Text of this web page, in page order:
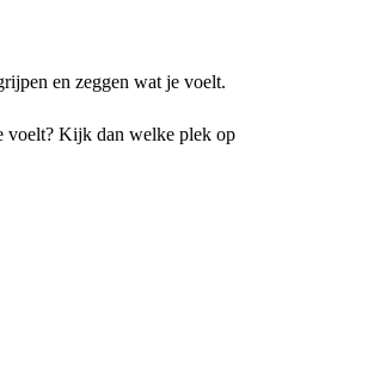
en zeggen wat je voelt.
voelt? Kijk dan welke plek op